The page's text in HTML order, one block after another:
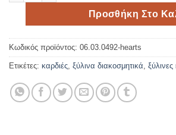
Προσθήκη Στο
Κωδικός προϊόντος: 06.03.0492-hearts
Ετικέτες: καρδιές, ξύλινα διακοσμητικά, ξύλινες